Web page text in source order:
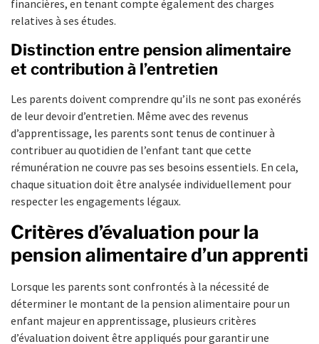
financières, en tenant compte également des charges
relatives à ses études.
Distinction entre pension alimentaire
et contribution à l’entretien
Les parents doivent comprendre qu’ils ne sont pas exonérés
de leur devoir d’entretien. Même avec des revenus
d’apprentissage, les parents sont tenus de continuer à
contribuer au quotidien de l’enfant tant que cette
rémunération ne couvre pas ses besoins essentiels. En cela,
chaque situation doit être analysée individuellement pour
respecter les engagements légaux.
Critères d’évaluation pour la
pension alimentaire d’un apprenti
Lorsque les parents sont confrontés à la nécessité de
déterminer le montant de la pension alimentaire pour un
enfant majeur en apprentissage, plusieurs critères
d’évaluation doivent être appliqués pour garantir une